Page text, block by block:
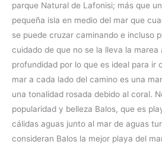
parque Natural de Lafonisi; más que
pequeña isla en medio del mar que
se puede cruzar caminando e incluso
cuidado de que no se la lleva la marea
profundidad por lo que es ideal para ir
mar a cada lado del camino es una
una tonalidad rosada debido al coral.
popularidad y belleza Balos, que es
cálidas aguas junto al mar de aguas
consideran Balos la mejor playa del